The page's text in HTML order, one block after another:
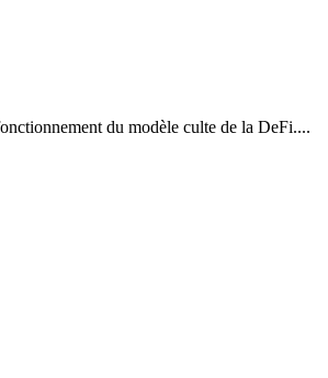
du modèle culte de la DeFi....